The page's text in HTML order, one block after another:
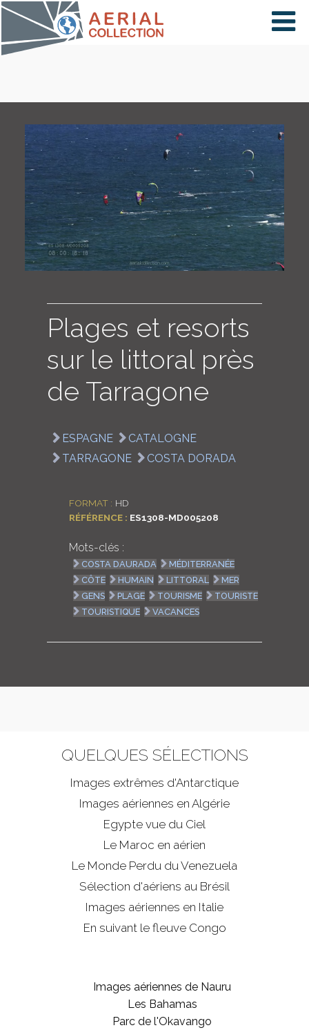
×
PAYS
CARTE
COLLECTIONS
LOGIN
ENGLISH
Plages et resorts
sur le littoral près
de Tarragone
ESPAGNE
CATALOGNE
TARRAGONE
COSTA DORADA
FORMAT : HD
RÉFÉRENCE : ES1308-MD005208
Mots-clés :
COSTA DAURADA
MÉDITERRANÉE
CÔTE
HUMAIN LITTORAL
MER
GENS
PLAGE TOURISME
TOURISTE
TOURISTIQUE
VACANCES
QUELQUES SÉLECTIONS
Images extrêmes d'Antarctique
Images aériennes en Algérie
Egypte vue du Ciel
Le Maroc en aérien
Le Monde Perdu du Venezuela
Sélection d'aériens au Brésil
Images aériennes en Italie
En suivant le fleuve Congo
Images aériennes de Nauru
Les Bahamas
Parc de l'Okavango